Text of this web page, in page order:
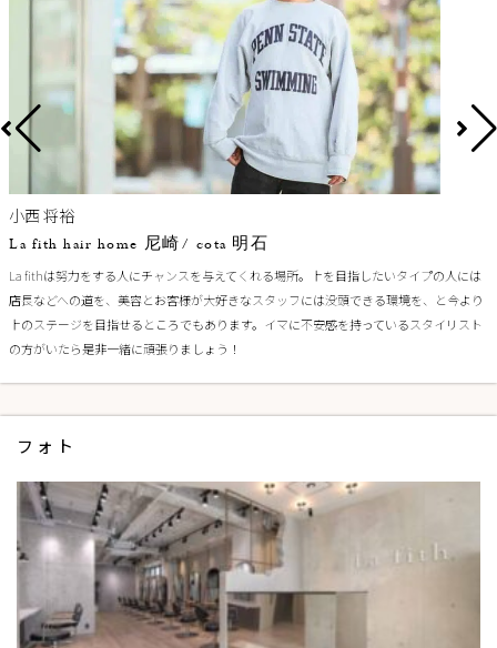
小西 将裕
La fith hair home 尼崎/ cota 明石
La fithは努力をする人にチャンスを与えてくれる場所。上を目指したいタイプの人には
店長などへの道を、美容とお客様が大好きなスタッフには没頭できる環境を、と今より
上のステージを目指せるところでもあります。イマに不安感を持っているスタイリスト
の方がいたら是非一緒に頑張りましょう！
フォト